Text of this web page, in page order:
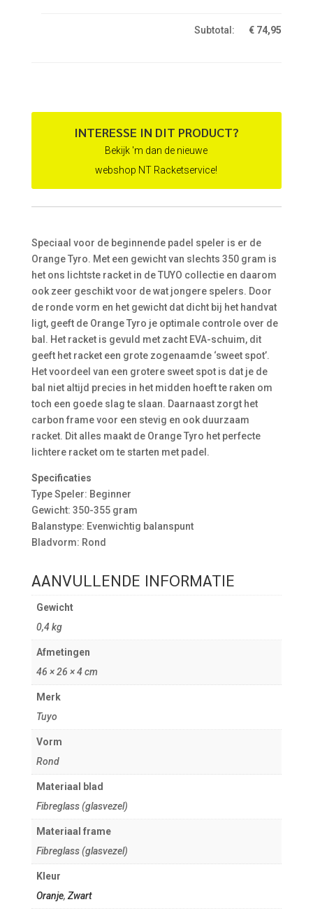
Subtotal: € 74,95
INTERESSE IN DIT PRODUCT?
Bekijk 'm dan de nieuwe
webshop NT Racketservice!
Speciaal voor de beginnende padel speler is er de
Orange Tyro. Met een gewicht van slechts 350 gram is
het ons lichtste racket in de TUYO collectie en daarom
ook zeer geschikt voor de wat jongere spelers. Door
de ronde vorm en het gewicht dat dicht bij het handvat
ligt, geeft de Orange Tyro je optimale controle over de
bal. Het racket is gevuld met zacht EVA-schuim, dit
geeft het racket een grote zogenaamde ‘sweet spot’.
Het voordeel van een grotere sweet spot is dat je de
bal niet altijd precies in het midden hoeft te raken om
toch een goede slag te slaan. Daarnaast zorgt het
carbon frame voor een stevig en ook duurzaam
racket. Dit alles maakt de Orange Tyro het perfecte
lichtere racket om te starten met padel.
Specificaties
Type Speler: Beginner
Gewicht: 350-355 gram
Balanstype: Evenwichtig balanspunt
Bladvorm: Rond
AANVULLENDE INFORMATIE
Gewicht
0,4 kg
Afmetingen
46 × 26 × 4 cm
Merk
Tuyo
Vorm
Rond
Materiaal blad
Fibreglass (glasvezel)
Materiaal frame
Fibreglass (glasvezel)
Kleur
Oranje, Zwart